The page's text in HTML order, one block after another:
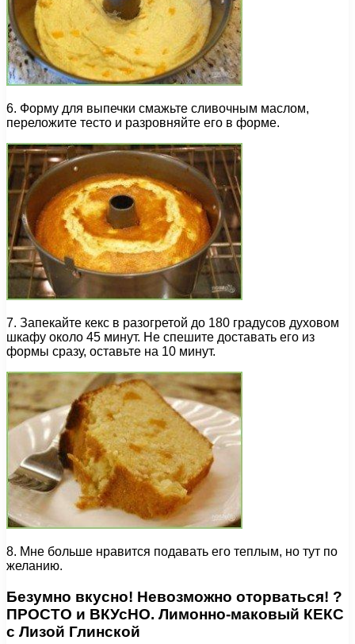
6. Форму для выпечки смажьте сливочным маслом,
переложите тесто и разровняйте его в форме.
7. Запекайте кекс в разогретой до 180 градусов духовом
шкафу около 45 минут. Не спешите доставать его из
формы сразу, оставьте на 10 минут.
8. Мне больше нравится подавать его теплым, но тут по
желанию.
Безумно вкусно! Невозможно оторваться! ?
ПРОСТО и ВКУсНО. Лимонно-маковый КЕКС
с Лизой Глинской